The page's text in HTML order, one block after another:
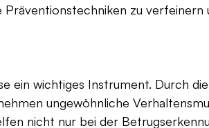
zu verfeinern
ein wichtiges Instrument. Durch
ungewöhnliche
nicht nur bei der